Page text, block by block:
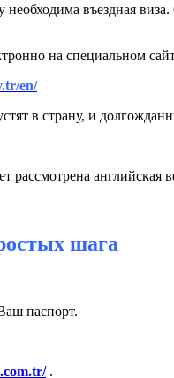
въездная
на специальном
en/
в страну, и
рассмотрена английская
шага
паспорт.
.